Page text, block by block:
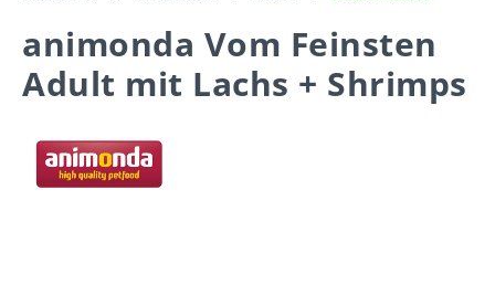
animonda Vom Feinsten
Adult mit Lachs + Shrimps